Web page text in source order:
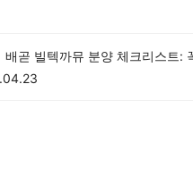
배곧 빌텍까뮤 분양 체크리스트: